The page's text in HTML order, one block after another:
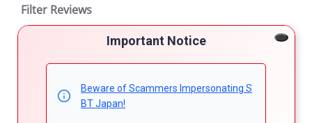
Important Notice
Beware of Scammers Impersonating S
BT Japan!
Filter Reviews
81 Reviews